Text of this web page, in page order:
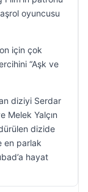
oyuncusu
için çok
“Aşk ve
diziyi Serdar
Melek Yalçın
dizide
en parlak
hayat